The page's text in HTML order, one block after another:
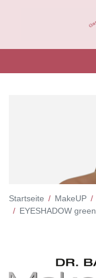
Startseite MakeUP
EYESHADOW green